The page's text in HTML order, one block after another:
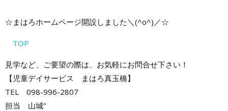
☆まはろホームページ開設しました＼(^o^)／☆
TOP
見学など、ご要望の際は、お気軽にお問合せ下さい！
【児童デイサービス まはろ真玉橋】
TEL 098-996-2807
担当 山城”